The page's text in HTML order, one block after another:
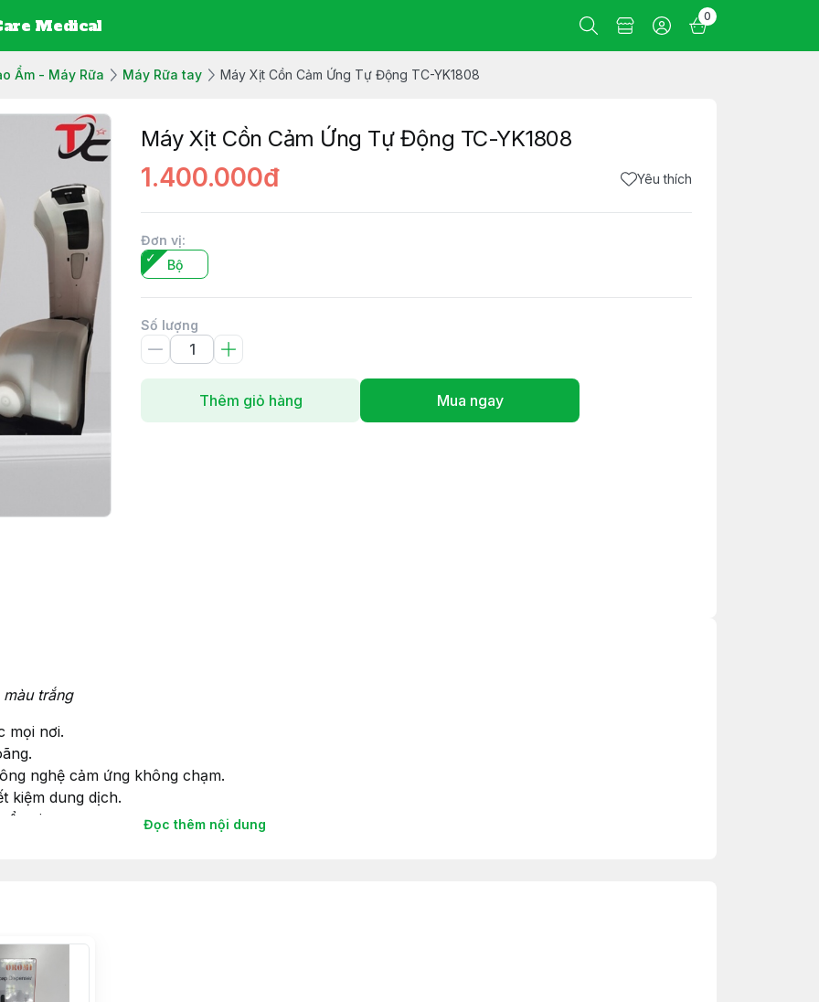
Medical 0
Ẩm - Máy Rữa Máy Rữa tay Máy Xịt Cồn Cảm Ứng Tự Động TC-YK1808
Máy Xịt Cồn Cảm Ứng Tự Động TC-YK1808
1.400.000đ Yêu thích
Đơn vị:
Bộ
Số lượng
Thêm giỏ hàng Mua ngay
trắng
mọi nơi.
nghệ cảm ứng không chạm.
kiệm dung dịch.
virus
gồm các phụ kiện, )
Đọc thêm nội dung